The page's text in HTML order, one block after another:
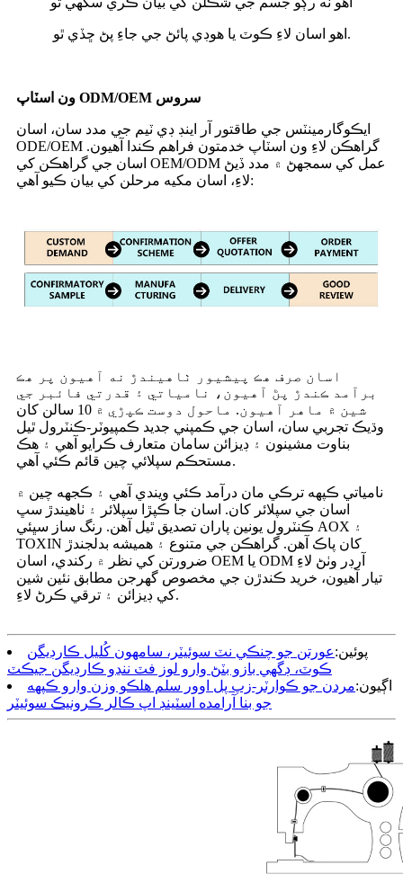
اهو اسان لاءِ ڪوٽ يا هوڊي پائڻ جي جاءِ پڻ ڇڏي ٿو.
ون اسٽاپ ODM/OEM سروس
ايڪوگارمينٽس جي طاقتور آر اينڊ ڊي ٽيم جي مدد سان، اسان
ODE/OEM گراهڪن لاءِ ون اسٽاپ خدمتون فراهم ڪندا آهيون.
اسان جي گراهڪن کي OEM/ODM عمل کي سمجهڻ ۾ مدد ڏيڻ
لاءِ، اسان مکيه مرحلن کي بيان ڪيو آهي:
اسان صرف هڪ پيشيور ٺاهيندڙ نه آهيون پر هڪ
برآمد ڪندڙ پڻ آهيون، نامياتي ۽ قدرتي فائبر جي
شين ۾ ماهر آهيون. ماحول دوست ڪپڙي ۾ 10 سالن کان
وڌيڪ تجربي سان، اسان جي ڪمپني جديد ڪمپيوٽر-ڪنٽرول ٿيل
بناوت مشينون ۽ ڊيزائن سامان متعارف ڪرايو آهي ۽ هڪ
مستحڪم سپلائي چين قائم ڪئي آهي.
نامياتي ڪپهه ترڪي مان درآمد ڪئي ويندي آهي ۽ ڪجهه چين ۾
اسان جي سپلائر کان. اسان جا ڪپڙا سپلائر ۽ ٺاهيندڙ سڀ
ڪنٽرول يونين پاران تصديق ٿيل آهن. رنگ ساز سڀئي AOX ۽
TOXIN کان پاڪ آهن. گراهڪن جي متنوع ۽ هميشه بدلجندڙ
ضرورتن کي نظر ۾ رکندي، اسان OEM يا ODM آرڊر وٺڻ لاءِ
تيار آهيون، خريد ڪندڙن جي مخصوص گهرجن مطابق نئين شين
کي ڊيزائن ۽ ترقي ڪرڻ لاءِ.
پوئين:عورتن جو چنڪي نٽ سوئيٽر، سامهون کُليل ڪارڊيگن
ڪوٽ، ڊگهي بازو بٽڻ وارو لوز فٽ ننڍو ڪارڊيگن جيڪٽ
اڳيون:مردن جو ڪوارٽر-زپ پل اوور سلم هلڪو وزن وارو ڪپهه
جو بنا آرامده اسٽينڊ اپ ڪالر ڪرونيڪ سوئيٽر